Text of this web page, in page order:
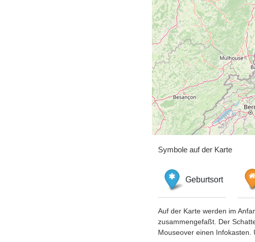
Symbole auf der Karte
Geburtsort
Auf der Karte werden im
zusammengefaßt. Der
Mouseover einen Infokasten.